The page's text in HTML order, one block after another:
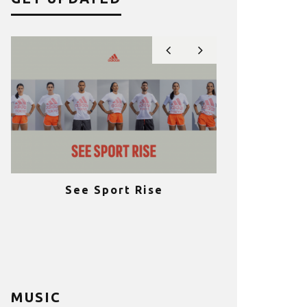
Sport Rise
Πραγματοποιήθηκε με
MUSIC